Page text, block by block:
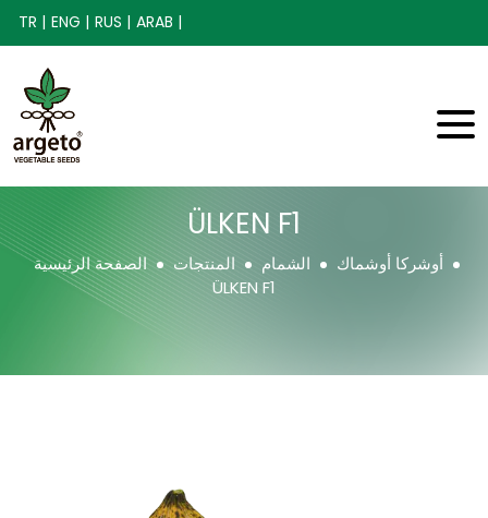
TR | ENG | RUS | ARAB |
ÜLKEN F1
الصفحة الرئيسية المنتجات الشمام
أوشركا أوشماك
ÜLKEN F1